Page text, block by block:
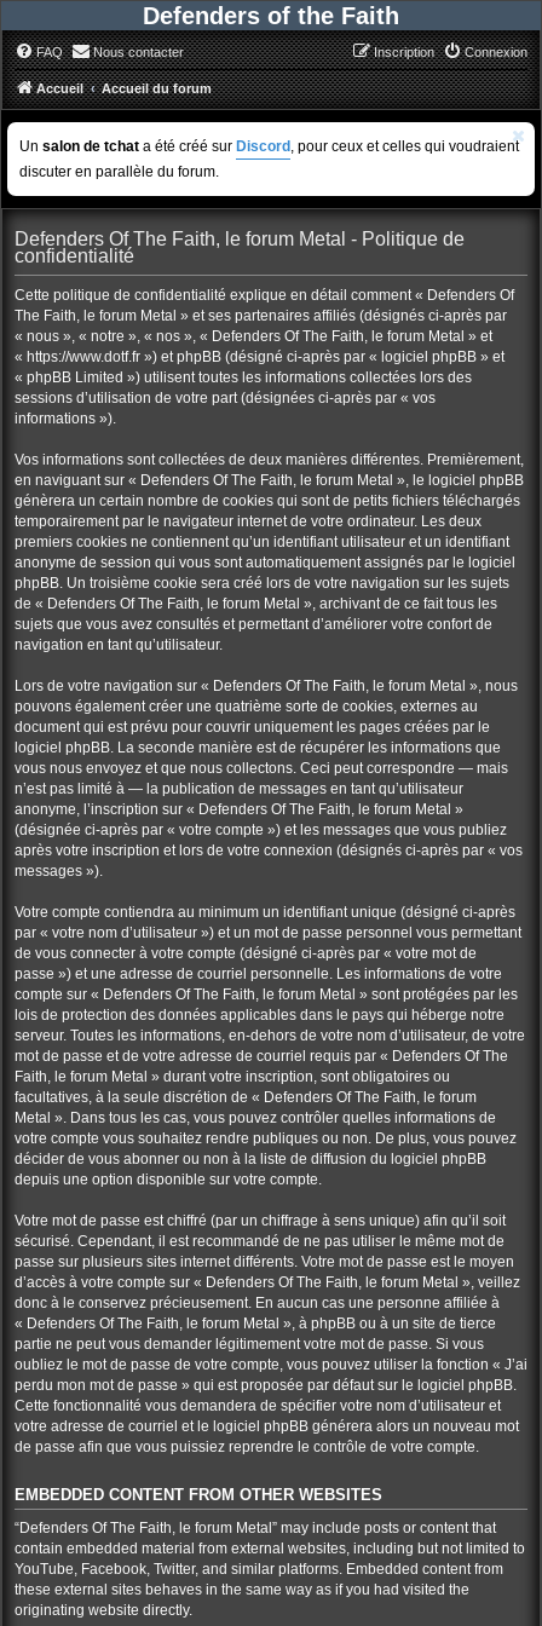
Defenders of the Faith
FAQ Nous contacter Connexion
Inscription
Accueil Accueil du forum
Un salon de tchat a été créé sur Discord , pour ceux et celles qui voudraient
discuter en parallèle du forum.
Defenders Of The Faith, le forum Metal - Politique de
confidentialité
Cette politique de confidentialité explique en détail comment « Defenders Of
The Faith, le forum Metal » et ses partenaires affiliés (désignés ci-après par
« nous », « notre », « nos », « Defenders Of The Faith, le forum Metal » et
« https://www.dotf.fr ») et phpBB (désigné ci-après par « logiciel phpBB » et
« phpBB Limited ») utilisent toutes les informations collectées lors des
sessions d’utilisation de votre part (désignées ci-après par « vos
informations »).
Vos informations sont collectées de deux manières différentes. Premièrement,
en naviguant sur « Defenders Of The Faith, le forum Metal », le logiciel phpBB
génèrera un certain nombre de cookies qui sont de petits fichiers téléchargés
temporairement par le navigateur internet de votre ordinateur. Les deux
premiers cookies ne contiennent qu’un identifiant utilisateur et un identifiant
anonyme de session qui vous sont automatiquement assignés par le logiciel
phpBB. Un troisième cookie sera créé lors de votre navigation sur les sujets
de « Defenders Of The Faith, le forum Metal », archivant de ce fait tous les
sujets que vous avez consultés et permettant d’améliorer votre confort de
navigation en tant qu’utilisateur.
Lors de votre navigation sur « Defenders Of The Faith, le forum Metal », nous
pouvons également créer une quatrième sorte de cookies, externes au
document qui est prévu pour couvrir uniquement les pages créées par le
logiciel phpBB. La seconde manière est de récupérer les informations que
vous nous envoyez et que nous collectons. Ceci peut correspondre — mais
n’est pas limité à — la publication de messages en tant qu’utilisateur
anonyme, l’inscription sur « Defenders Of The Faith, le forum Metal »
(désignée ci-après par « votre compte ») et les messages que vous publiez
après votre inscription et lors de votre connexion (désignés ci-après par « vos
messages »).
Votre compte contiendra au minimum un identifiant unique (désigné ci-après
par « votre nom d’utilisateur ») et un mot de passe personnel vous permettant
de vous connecter à votre compte (désigné ci-après par « votre mot de
passe ») et une adresse de courriel personnelle. Les informations de votre
compte sur « Defenders Of The Faith, le forum Metal » sont protégées par les
lois de protection des données applicables dans le pays qui héberge notre
serveur. Toutes les informations, en-dehors de votre nom d’utilisateur, de votre
mot de passe et de votre adresse de courriel requis par « Defenders Of The
Faith, le forum Metal » durant votre inscription, sont obligatoires ou
facultatives, à la seule discrétion de « Defenders Of The Faith, le forum
Metal ». Dans tous les cas, vous pouvez contrôler quelles informations de
votre compte vous souhaitez rendre publiques ou non. De plus, vous pouvez
décider de vous abonner ou non à la liste de diffusion du logiciel phpBB
depuis une option disponible sur votre compte.
Votre mot de passe est chiffré (par un chiffrage à sens unique) afin qu’il soit
sécurisé. Cependant, il est recommandé de ne pas utiliser le même mot de
passe sur plusieurs sites internet différents. Votre mot de passe est le moyen
d’accès à votre compte sur « Defenders Of The Faith, le forum Metal », veillez
donc à le conservez précieusement. En aucun cas une personne affiliée à
« Defenders Of The Faith, le forum Metal », à phpBB ou à un site de tierce
partie ne peut vous demander légitimement votre mot de passe. Si vous
oubliez le mot de passe de votre compte, vous pouvez utiliser la fonction « J’ai
perdu mon mot de passe » qui est proposée par défaut sur le logiciel phpBB.
Cette fonctionnalité vous demandera de spécifier votre nom d’utilisateur et
votre adresse de courriel et le logiciel phpBB générera alors un nouveau mot
de passe afin que vous puissiez reprendre le contrôle de votre compte.
EMBEDDED CONTENT FROM OTHER WEBSITES
“Defenders Of The Faith, le forum Metal” may include posts or content that
contain embedded material from external websites, including but not limited to
YouTube, Facebook, Twitter, and similar platforms. Embedded content from
these external sites behaves in the same way as if you had visited the
originating website directly.